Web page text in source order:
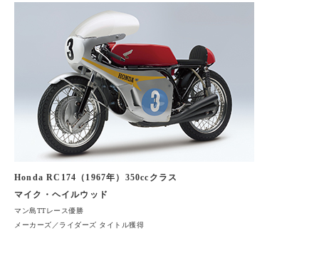
Honda RC174（1967年）350ccクラス
マイク・ヘイルウッド
マン島TTレース優勝
メーカーズ／ライダーズ タイトル獲得